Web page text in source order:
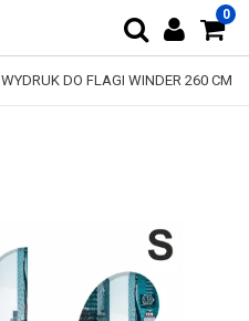
0
WYDRUK DO FLAGI WINDER 260 CM